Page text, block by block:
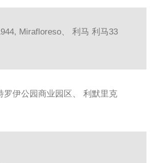
Mirafloreso、 利马 利马33
罗伊公园商业园区、 利默里克